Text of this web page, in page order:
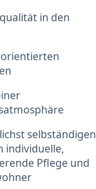
in den
selbständigen
individuelle,
Pflege und